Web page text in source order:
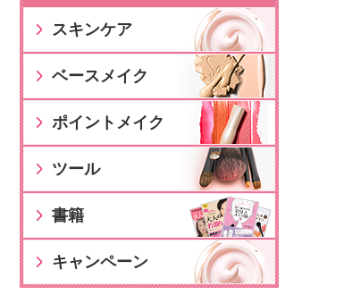
スキンケア
ベースメイク
ポイントメイク
ツール
書籍
キャンペーン